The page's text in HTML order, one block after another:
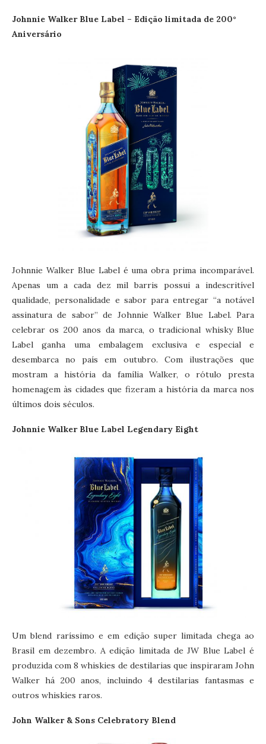
Johnnie Walker Blue Label – Edição limitada de 200°
Aniversário
Johnnie Walker Blue Label é uma obra prima incomparável.
Apenas um a cada dez mil barris possui a indescritível
qualidade, personalidade e sabor para entregar “a notável
assinatura de sabor” de Johnnie Walker Blue Label. Para
celebrar os 200 anos da marca, o tradicional whisky Blue
Label ganha uma embalagem exclusiva e especial e
desembarca no país em outubro. Com ilustrações que
mostram a história da família Walker, o rótulo presta
homenagem às cidades que fizeram a história da marca nos
últimos dois séculos.
Johnnie Walker Blue Label Legendary Eight
Um blend raríssimo e em edição super limitada chega ao
Brasil em dezembro. A edição limitada de JW Blue Label é
produzida com 8 whiskies de destilarias que inspiraram John
Walker há 200 anos, incluindo 4 destilarias fantasmas e
outros whiskies raros.
John Walker & Sons Celebratory Blend